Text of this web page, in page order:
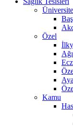
Üniversite
Özel
Kamu